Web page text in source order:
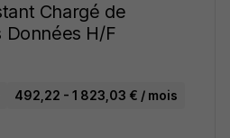
Chargé de
Données H/F
492,22 - 1 823,03 € / mois